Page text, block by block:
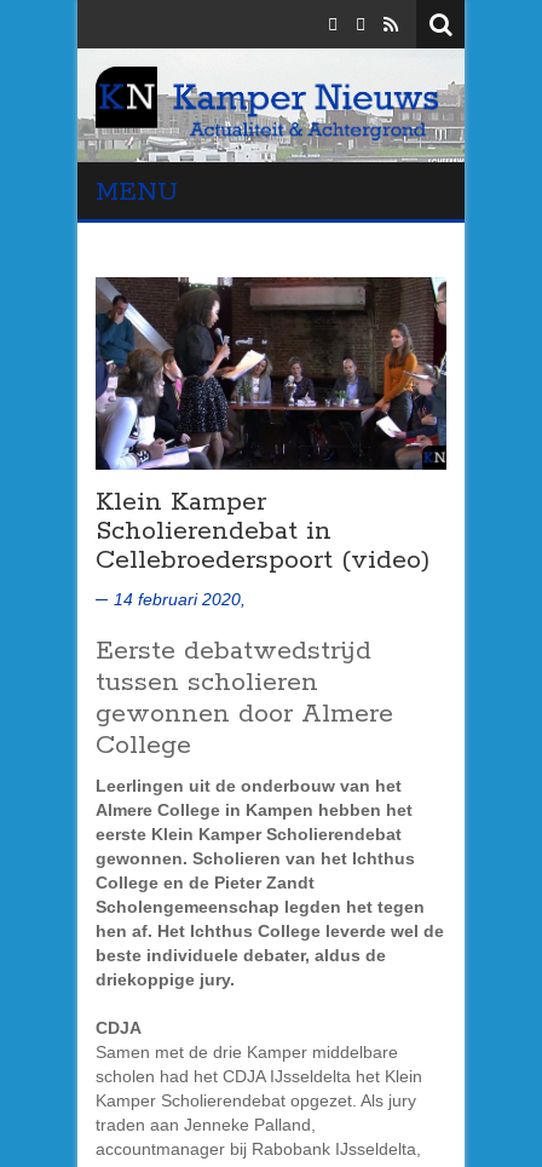
MENU
Klein Kamper
Scholierendebat in
Cellebroederspoort (video)
14 februari 2020,
Eerste debatwedstrijd
tussen scholieren
gewonnen door Almere
College
Leerlingen uit de onderbouw van het
Almere College in Kampen hebben het
eerste Klein Kamper Scholierendebat
gewonnen. Scholieren van het Ichthus
College en de Pieter Zandt
Scholengemeenschap legden het tegen
hen af. Het Ichthus College leverde wel de
beste individuele debater, aldus de
driekoppige jury.
CDJA
Samen met de drie Kamper middelbare
scholen had het CDJA IJsseldelta het Klein
Kamper Scholierendebat opgezet. Als jury
traden aan Jenneke Palland,
accountmanager bij Rabobank IJsseldelta,